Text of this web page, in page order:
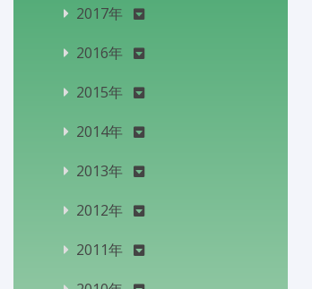
2017年
2016年
2015年
2014年
2013年
2012年
2011年